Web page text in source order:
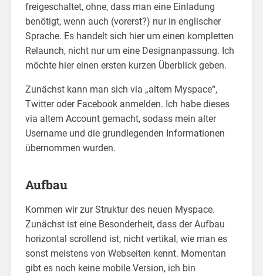
freigeschaltet, ohne, dass man eine Einladung
benötigt, wenn auch (vorerst?) nur in englischer
Sprache. Es handelt sich hier um einen kompletten
Relaunch, nicht nur um eine Designanpassung. Ich
möchte hier einen ersten kurzen Überblick geben.
Zunächst kann man sich via „altem Myspace“,
Twitter oder Facebook anmelden. Ich habe dieses
via altem Account gemacht, sodass mein alter
Username und die grundlegenden Informationen
übernommen wurden.
Aufbau
Kommen wir zur Struktur des neuen Myspace.
Zunächst ist eine Besonderheit, dass der Aufbau
horizontal scrollend ist, nicht vertikal, wie man es
sonst meistens von Webseiten kennt. Momentan
gibt es noch keine mobile Version, ich bin